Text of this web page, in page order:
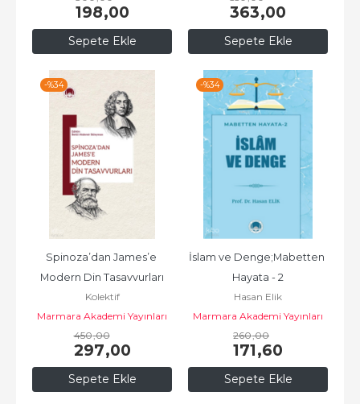
Sepete Ekle
198,00
Sepete Ekle
363,00
-%34
Sepete Ekle
Spinoza’dan James’e
Modern Din Tasavvurları
Kolektif
Marmara Akademi Yayınları
450,00
297,00
-%34
Sepete Ekle
İslam ve Denge;Mabetten
Hayata - 2
Hasan Elik
Marmara Akademi Yayınları
260,00
171,60